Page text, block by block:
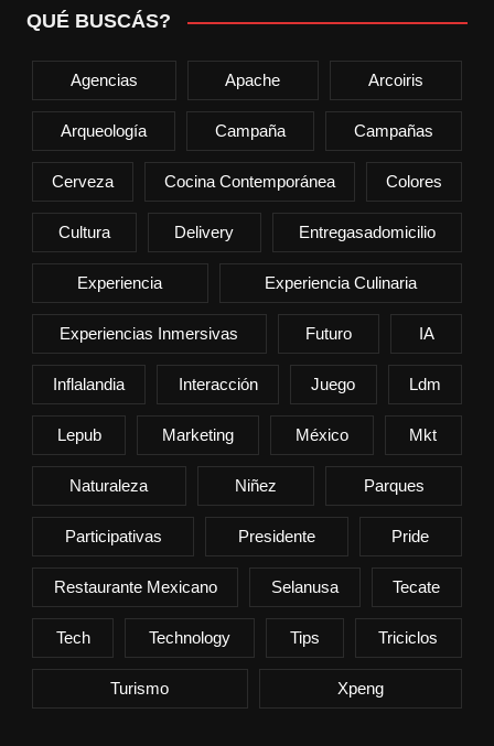
QUÉ BUSCÁS?
Agencias Apache Arcoiris
Arqueología Campaña Campañas
Cerveza Cocina Contemporánea Colores
Cultura Delivery Entregasadomicilio
Experiencia Experiencia Culinaria
Experiencias Inmersivas Futuro IA
Inflalandia Interacción Juego Ldm
Lepub Marketing México Mkt
Naturaleza Niñez Parques
Participativas Presidente Pride
Restaurante Mexicano Selanusa Tecate
Tech Technology Tips Triciclos
Turismo Xpeng